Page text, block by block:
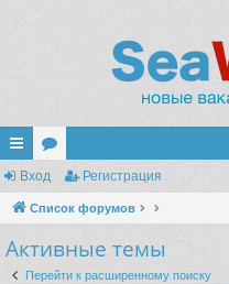
с
ы
лк
и
ор
ум
ы
Вход Регистрация
Список форумов
Активные темы
Перейти к расширенному поиску